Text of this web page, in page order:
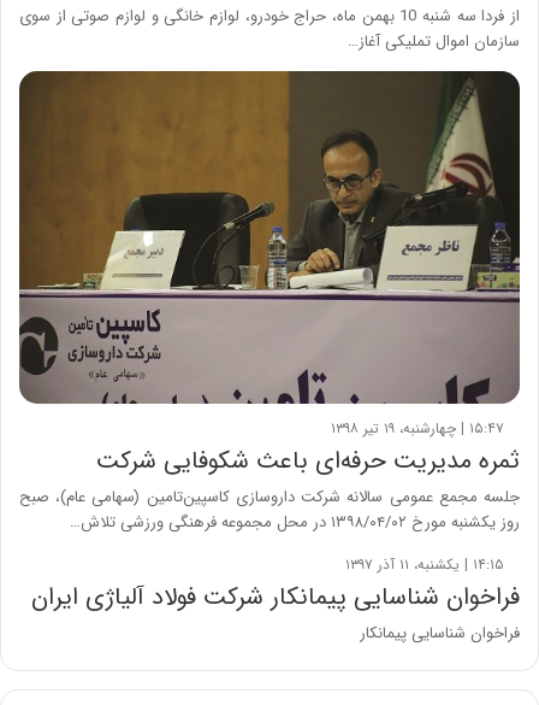
از فردا سه شنبه 10 بهمن ماه، حراج خودرو، لوازم خانگی و لوازم صوتی از سوی
سازمان اموال تملیکی آغاز…
۱۵:۴۷ | چهارشنبه، ۱۹ تیر ۱۳۹۸
ثمره مدیریت حرفه‌ای باعث شکوفایی شرکت
جلسه مجمع عمومی سالانه شرکت داروسازی کاسپین‌تامین (سهامی عام)، صبح
روز یکشنبه مورخ ۱۳۹۸/۰۴/۰۲ در محل مجموعه فرهنگی ورزشی تلاش…
۱۴:۱۵ | یکشنبه، ۱۱ آذر ۱۳۹۷
فراخوان شناسایی پیمانکار شرکت فولاد آلیاژی ایران
فراخوان شناسایی پیمانکار